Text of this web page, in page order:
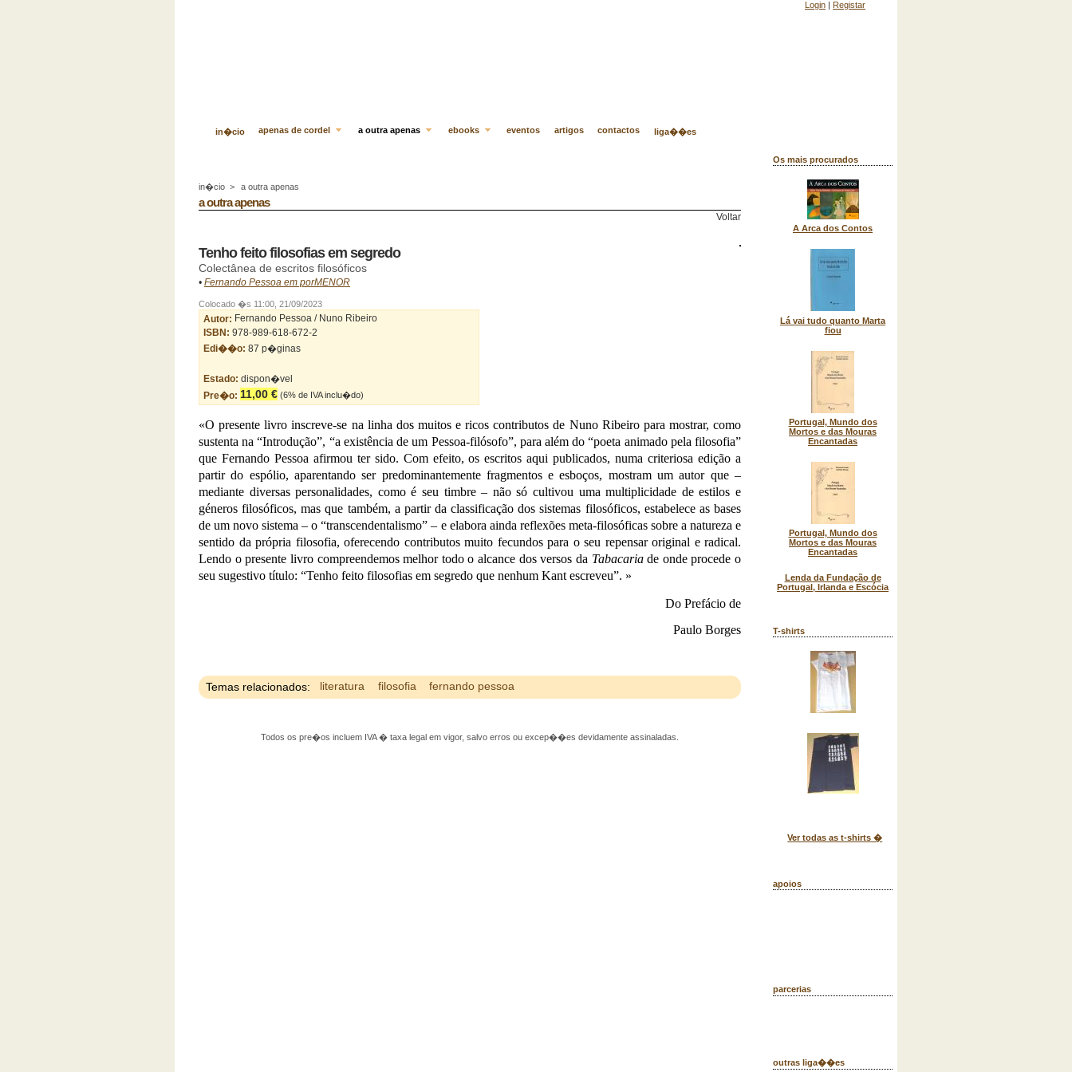
Login | Registar
in�cio apenas de cordel a outra apenas ebooks eventos artigos contactos liga��es
Os mais procurados
A Arca dos Contos
Lá vai tudo quanto Marta
fiou
Portugal, Mundo dos
Mortos e das Mouras
Encantadas
Portugal, Mundo dos
Mortos e das Mouras
Encantadas
Lenda da Fundação de
Portugal, Irlanda e Escócia
T-shirts
Ver todas as t-shirts �
apoios
parcerias
outras liga��es
in�cio > a outra apenas
a outra apenas
Voltar
Tenho feito filosofias em segredo
Colectânea de escritos filosóficos
• Fernando Pessoa em porMENOR
Colocado �s 11:00, 21/09/2023
Autor: Fernando Pessoa / Nuno Ribeiro
ISBN: 978-989-618-672-2
Edi��o: 87 p�ginas
Estado: dispon�vel
Pre�o: 11,00 € (6% de IVA inclu�do)
«O presente livro inscreve-se na linha dos muitos e ricos contributos de Nuno Ribeiro para mostrar, como
sustenta na “Introdução”, “a existência de um Pessoa-filósofo”, para além do “poeta animado pela filosofia”
que Fernando Pessoa afirmou ter sido. Com efeito, os escritos aqui publicados, numa criteriosa edição a
partir do espólio, aparentando ser predominantemente fragmentos e esboços, mostram um autor que –
mediante diversas personalidades, como é seu timbre – não só cultivou uma multiplicidade de estilos e
géneros filosóficos, mas que também, a partir da classificação dos sistemas filosóficos, estabelece as bases
de um novo sistema – o “transcendentalismo” – e elabora ainda reflexões meta-filosóficas sobre a natureza e
sentido da própria filosofia, oferecendo contributos muito fecundos para o seu repensar original e radical.
Lendo o presente livro compreendemos melhor todo o alcance dos versos da Tabacariade onde procede o
seu sugestivo título: “Tenho feito filosofias em segredo que nenhum Kant escreveu”. »
Do Prefácio de
Paulo Borges
Temas relacionados: literatura filosofia fernando pessoa
Todos os pre�os incluem IVA � taxa legal em vigor, salvo erros ou excep��es devidamente assinaladas.